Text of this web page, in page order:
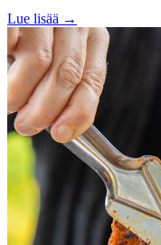
Lue lisää →